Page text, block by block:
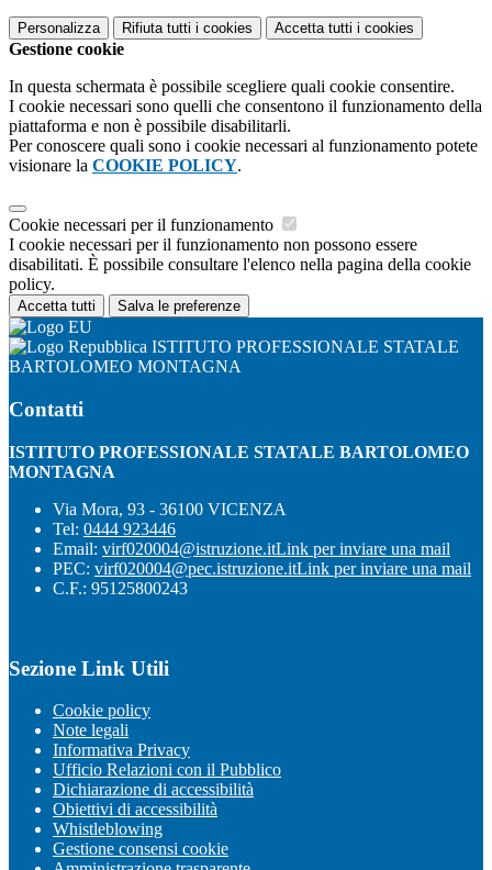
Personalizza Rifiuta tutti i cookies Accetta tutti i cookies
Gestione cookie
In questa schermata è possibile scegliere quali cookie consentire.
I cookie necessari sono quelli che consentono il funzionamento della
piattaforma e non è possibile disabilitarli.
Per conoscere quali sono i cookie necessari al funzionamento potete
visionare la COOKIE POLICY.
Cookie necessari per il funzionamento
I cookie necessari per il funzionamento non possono essere
disabilitati. È possibile consultare l'elenco nella pagina della cookie
policy.
Accetta tutti Salva le preferenze
ISTITUTO PROFESSIONALE STATALE
BARTOLOMEO MONTAGNA
Contatti
ISTITUTO PROFESSIONALE STATALE BARTOLOMEO
MONTAGNA
Via Mora, 93 - 36100 VICENZA
Tel: 0444 923446
Email: virf020004@istruzione.itLink per inviare una mail
PEC: virf020004@pec.istruzione.itLink per inviare una mail
C.F.: 95125800243
Sezione Link Utili
Cookie policy
Note legali
Informativa Privacy
Ufficio Relazioni con il Pubblico
Dichiarazione di accessibilità
Obiettivi di accessibilità
Whistleblowing
Gestione consensi cookie